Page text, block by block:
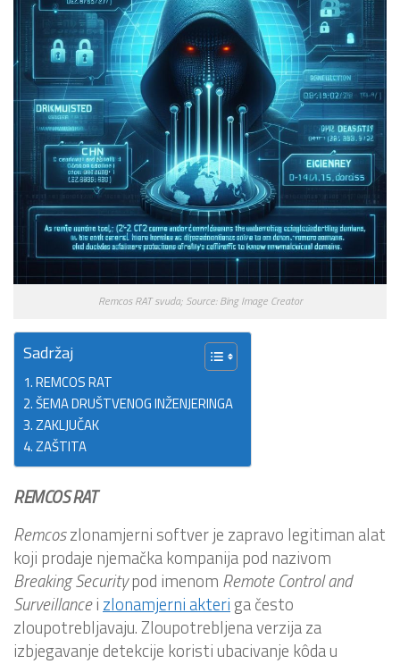
Remcos RAT svuda; Source: Bing Image Creator
Sadržaj
REMCOS RAT
ŠEMA DRUŠTVENOG INŽENJERINGA
ZAKLJUČAK
ZAŠTITA
REMCOS RAT
Remcoszlonamjerni softver je zapravo legitiman alat
koji prodaje njemačka kompanija pod nazivom
Breaking Securitypod imenom Remote Control and
Surveillancei zlonamjerni akteri ga često
zloupotrebljavaju. Zloupotrebljena verzija za
izbjegavanje detekcije koristi ubacivanje kôda u